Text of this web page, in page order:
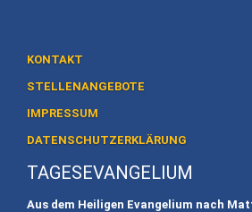
To
Stellenangebote
Spenden
KONTAKT
STELLENANGEBOTE
IMPRESSUM
DATENSCHUTZERKLÄRUNG
TAGESEVANGELIUM
Aus dem Heiligen Evangelium nach